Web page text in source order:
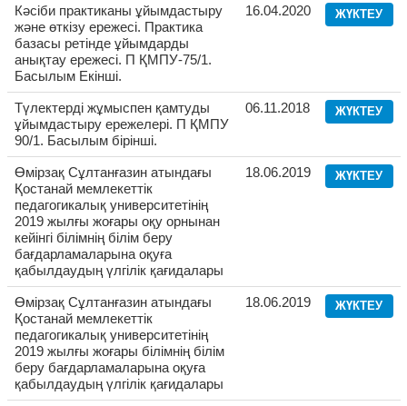
Кәсіби практиканы ұйымдастыру
және өткізу ережесі. Практика
базасы ретінде ұйымдарды
анықтау ережесі. П ҚМПУ-75/1.
Басылым Екінші.
16.04.2020 ЖҮКТЕУ
Түлектерді жұмыспен қамтуды
ұйымдастыру ережелері. П ҚМПУ
90/1. Басылым бірінші.
06.11.2018 ЖҮКТЕУ
Өмірзақ Сұлтанғазин атындағы
Қостанай мемлекеттік
педагогикалық университетінің
2019 жылғы жоғары оқу орнынан
кейінгі білімнің білім беру
бағдарламаларына оқуға
қабылдаудың үлгілік қағидалары
18.06.2019 ЖҮКТЕУ
Өмірзақ Сұлтанғазин атындағы
Қостанай мемлекеттік
педагогикалық университетінің
2019 жылғы жоғары білімнің білім
беру бағдарламаларына оқуға
қабылдаудың үлгілік қағидалары
18.06.2019 ЖҮКТЕУ